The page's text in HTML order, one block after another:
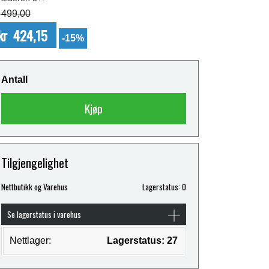
424,15 -15%
Antall
Kjøp
Tilgjengelighet
Nettbutikk og Varehus Lagerstatus: 0
Se lagerstatus i varehus
Nettlager: Lagerstatus: 27